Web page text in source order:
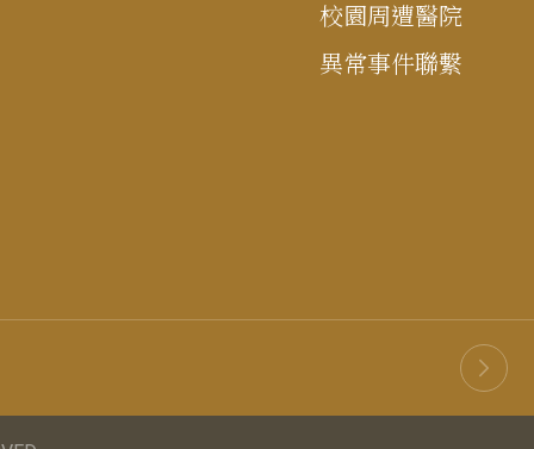
校園周遭醫院
異常事件聯繫